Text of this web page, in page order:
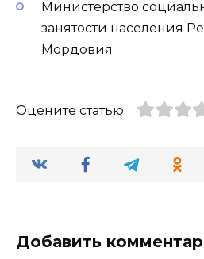
Министерство
занятости населения
Мордовия
Оцените статью
Добавить